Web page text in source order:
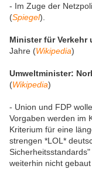
- Im Zuge der
(Spiegel).
Minister für Verkehr
Jahre (Wikipedia)
Umweltminister:
(Wikipedia)
- Union und FDP
Vorgaben werden im
Kriterium für eine
strengen *LOL*
weiterhin nicht